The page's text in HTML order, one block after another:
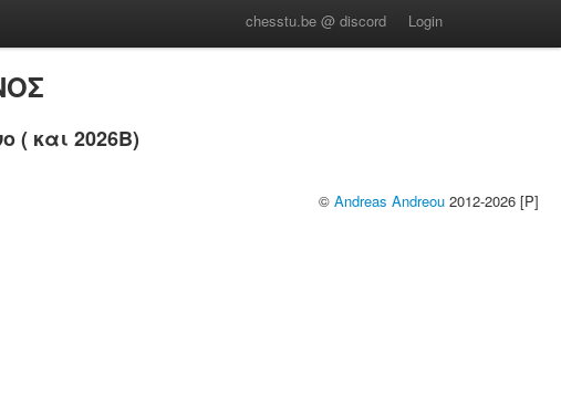
chesstu.be @ discord Login
και 2026B)
© Andreas Andreou 2012-2026 [P]